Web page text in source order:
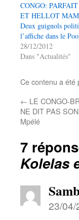
CONGO:
ET HELLOT
Deux guignols
l’affiche dans le
28/12/2012
Dans "Actualités"
Ce contenu a été
← LE CONGO-
NE DIT PAS
Mpélé
7
Kolelas
23/